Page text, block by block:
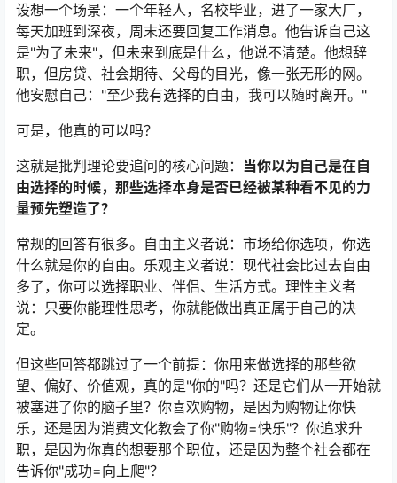
设想一个场景：一个年轻人，名校毕业，进了一家大厂，
每天加班到深夜，周末还要回复工作消息。他告诉自己这
是"为了未来"，但未来到底是什么，他说不清楚。他想辞
职，但房贷、社会期待、父母的目光，像一张无形的网。
他安慰自己："至少我有选择的自由，我可以随时离开。"
可是，他真的可以吗？
这就是批判理论要追问的核心问题： 当你以为自己是在自
由选择的时候，那些选择本身是否已经被某种看不见的力
量预先塑造了？
常规的回答有很多。自由主义者说：市场给你选项，你选
什么就是你的自由。乐观主义者说：现代社会比过去自由
多了，你可以选择职业、伴侣、生活方式。理性主义者
说：只要你能理性思考，你就能做出真正属于自己的决
定。
但这些回答都跳过了一个前提：你用来做选择的那些欲
望、偏好、价值观，真的是"你的"吗？还是它们从一开始就
被塞进了你的脑子里？你喜欢购物，是因为购物让你快
乐，还是因为消费文化教会了你"购物=快乐"？你追求升
职，是因为你真的想要那个职位，还是因为整个社会都在
告诉你"成功=向上爬"？